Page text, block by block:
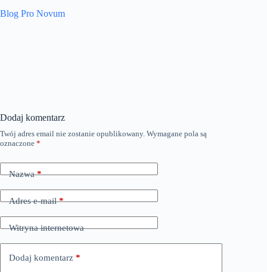
Blog Pro Novum
Dodaj komentarz
Twój adres email nie zostanie opublikowany. Wymagane pola są
oznaczone *
Nazwa*
Adres e-mail*
Witryna internetowa
Dodaj komentarz *